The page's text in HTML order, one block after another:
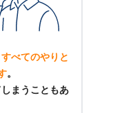
すべてのやりと
。
まうこともあ